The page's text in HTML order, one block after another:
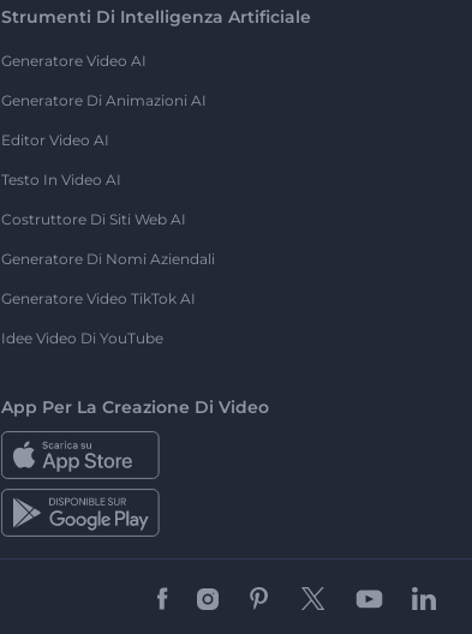
Strumenti Di Intelligenza Artificiale
Generatore Video AI
Generatore Di Animazioni AI
Editor Video AI
Testo In Video AI
Costruttore Di Siti Web AI
Generatore Di Nomi Aziendali
Generatore Video TikTok AI
Idee Video Di YouTube
App Per La Creazione Di Video